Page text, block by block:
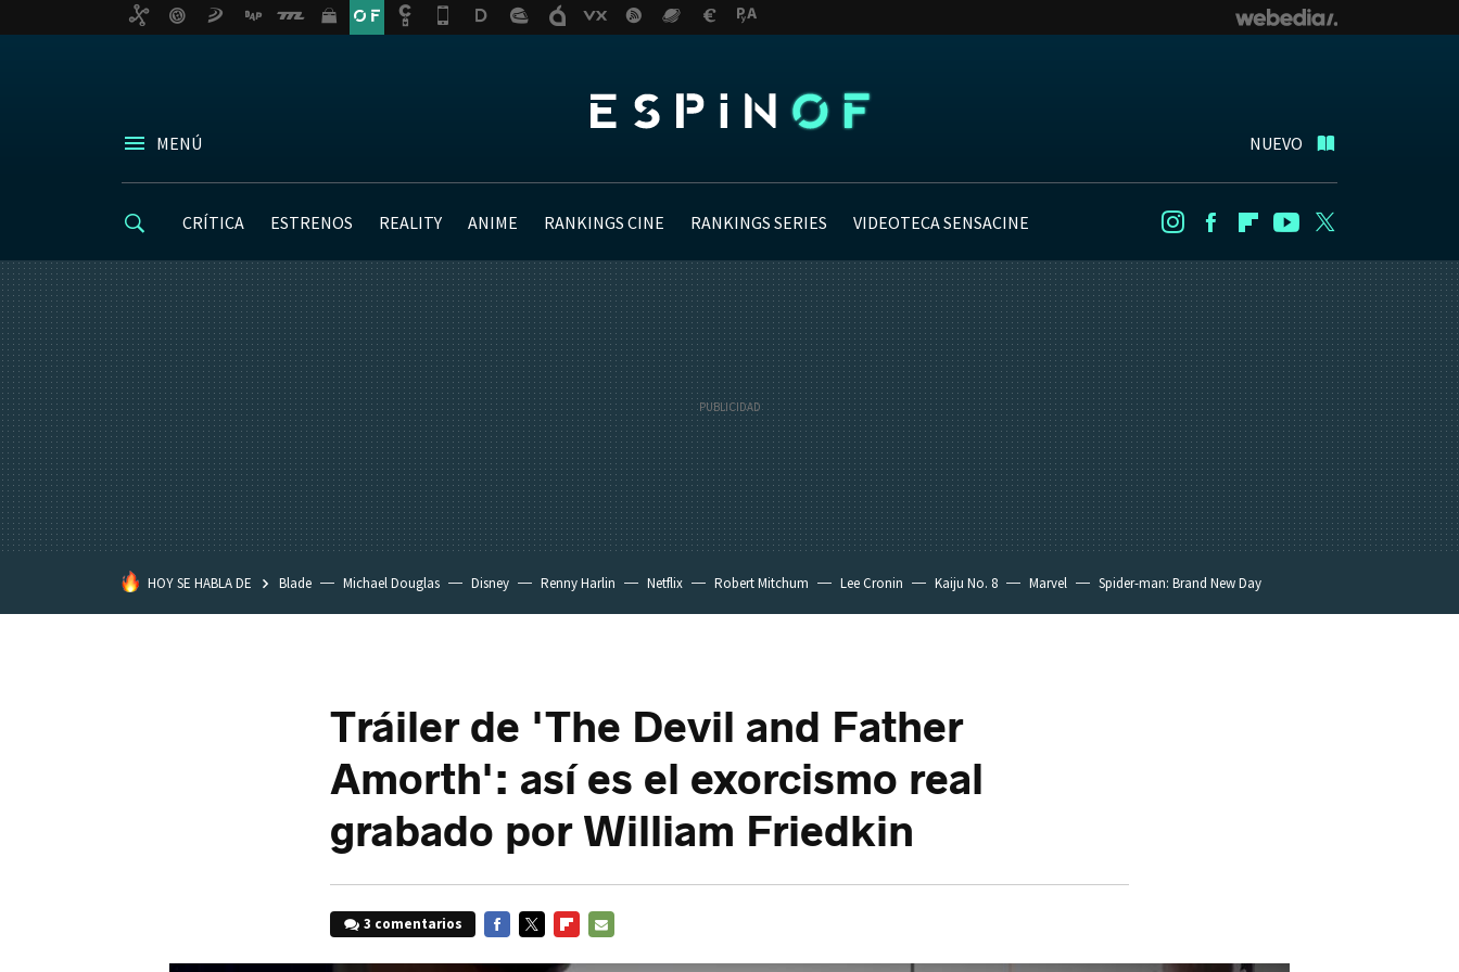
MENÚ NUEVO
CRÍTICA ESTRENOS REALITY ANIME RANKINGS CINE RANKINGS SERIES VIDEOTECA SENSACINE InstagramFacebookFlipboard
Youtube
HOY SE HABLA DE Blade Michael Douglas Disney Renny Harlin Netflix Robert Mitchum Lee Cronin Kaiju No. 8 Marvel Spider-man: Brand New Day
Tráiler de 'The Devil and Father
Amorth': así es el exorcismo real
grabado por William Friedkin
3 comentarios